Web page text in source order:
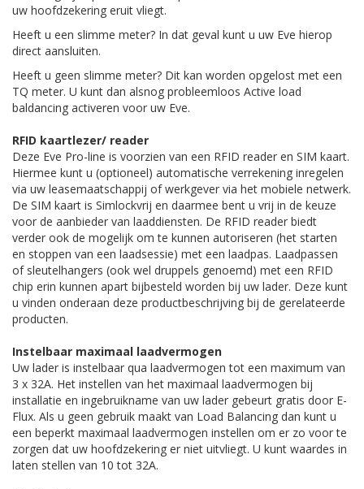
uw hoofdzekering eruit vliegt.
Heeft u een slimme meter? In dat geval kunt u uw Eve hierop
direct aansluiten.
Heeft u geen slimme meter? Dit kan worden opgelost met een
TQ meter. U kunt dan alsnog probleemloos Active load
baldancing activeren voor uw Eve.
RFID kaartlezer/ reader
Deze Eve Pro-line is voorzien van een RFID reader en SIM kaart.
Hiermee kunt u (optioneel) automatische verrekening inregelen
via uw leasemaatschappij of werkgever via het mobiele netwerk.
De SIM kaart is Simlockvrij en daarmee bent u vrij in de keuze
voor de aanbieder van laaddiensten. De RFID reader biedt
verder ook de mogelijk om te kunnen autoriseren (het starten
en stoppen van een laadsessie) met een laadpas. Laadpassen
of sleutelhangers (ook wel druppels genoemd) met een RFID
chip erin kunnen apart bijbesteld worden bij uw lader. Deze kunt
u vinden onderaan deze productbeschrijving bij de gerelateerde
producten.
Instelbaar maximaal laadvermogen
Uw lader is instelbaar qua laadvermogen tot een maximum van
3 x 32A. Het instellen van het maximaal laadvermogen bij
installatie en ingebruikname van uw lader gebeurt gratis door E-
Flux. Als u geen gebruik maakt van Load Balancing dan kunt u
een beperkt maximaal laadvermogen instellen om er zo voor te
zorgen dat uw hoofdzekering er niet uitvliegt. U kunt waardes in
laten stellen van 10 tot 32A.